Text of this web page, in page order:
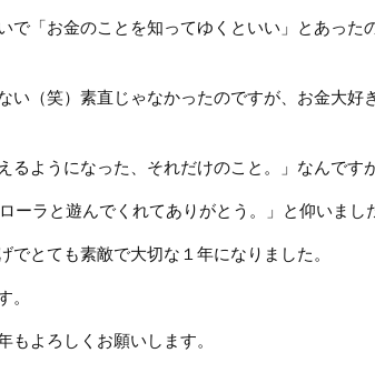
で「お金のことを知ってゆくといい」とあった
い（笑）素直じゃなかったのですが、お金大好
るようになった、それだけのこと。」なんです
ーラと遊んでくれてありがとう。」と仰いまし
でとても素敵で大切な１年になりました。
。
もよろしくお願いします。